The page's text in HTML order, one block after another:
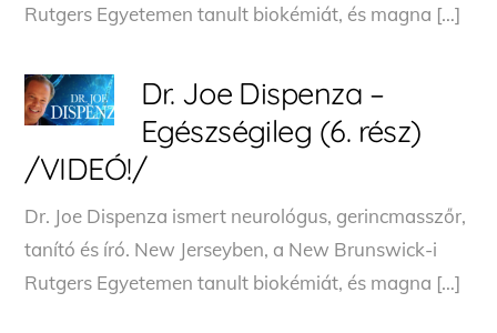
Rutgers Egyetemen tanult biokémiát, és magna […]
Dr. Joe Dispenza –
Egészségileg (6. rész)
/VIDEÓ!/
Dr. Joe Dispenza ismert neurológus, gerincmasszőr,
tanító és író. New Jerseyben, a New Brunswick-i
Rutgers Egyetemen tanult biokémiát, és magna […]